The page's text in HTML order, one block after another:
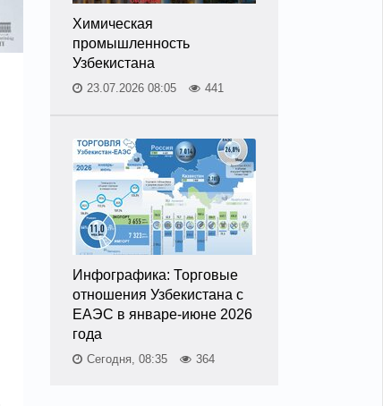
Химическая
промышленность
Узбекистана
23.07.2026 08:05 441
Инфографика: Торговые
отношения Узбекистана с
ЕАЭС в январе-июне 2026
года
Сегодня, 08:35 364